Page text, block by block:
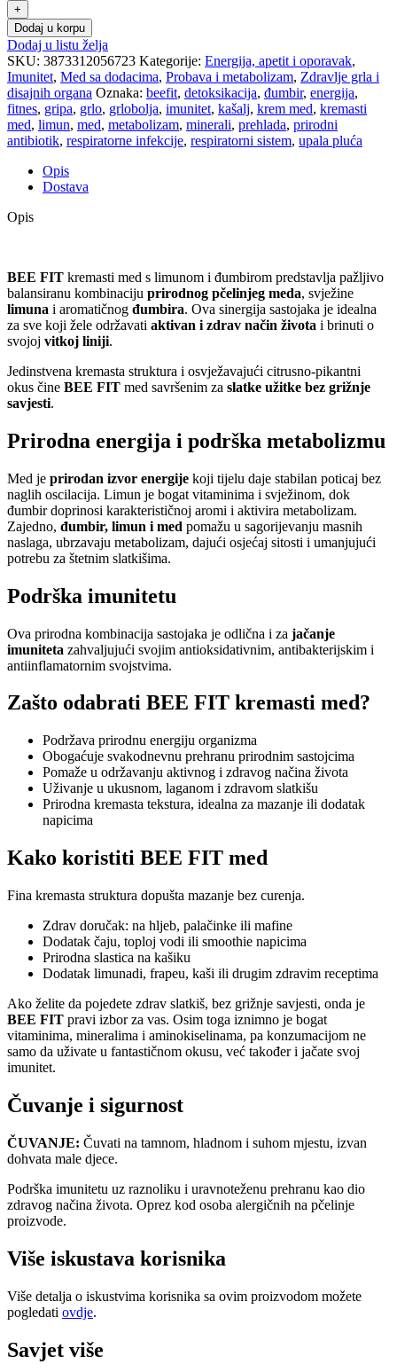
Dodaj u korpu
Dodaj u listu želja
SKU: 3873312056723 Kategorije: Energija, apetit i oporavak,
Imunitet, Med sa dodacima, Probava i metabolizam, Zdravlje grla i
disajnih organa Oznaka: beefit, detoksikacija, đumbir, energija,
fitnes, gripa, grlo, grlobolja, imunitet, kašalj, krem med, kremasti
med, limun, med, metabolizam, minerali, prehlada, prirodni
antibiotik, respiratorne infekcije, respiratorni sistem, upala pluća
Opis
Dostava
Opis
BEE FIT kremasti med s limunom i đumbirom predstavlja pažljivo
balansiranu kombinaciju prirodnog pčelinjeg meda, svježine
limuna i aromatičnog đumbira. Ova sinergija sastojaka je idealna
za sve koji žele održavati aktivan i zdrav način života i brinuti o
svojoj vitkoj liniji.
Jedinstvena kremasta struktura i osvježavajući citrusno-pikantni
okus čine BEE FIT med savršenim za slatke užitke bez grižnje
savjesti.
Prirodna energija i podrška metabolizmu
Med je prirodan izvor energije koji tijelu daje stabilan poticaj bez
naglih oscilacija. Limun je bogat vitaminima i svježinom, dok
đumbir doprinosi karakterističnoj aromi i aktivira metabolizam.
Zajedno, đumbir, limun i med pomažu u sagorijevanju masnih
naslaga, ubrzavaju metabolizam, dajući osjećaj sitosti i umanjujući
potrebu za štetnim slatkišima.
Podrška imunitetu
Ova prirodna kombinacija sastojaka je odlična i za jačanje
imuniteta zahvaljujući svojim antioksidativnim, antibakterijskim i
antiinflamatornim svojstvima.
Zašto odabrati BEE FIT kremasti med?
Podržava prirodnu energiju organizma
Obogaćuje svakodnevnu prehranu prirodnim sastojcima
Pomaže u održavanju aktivnog i zdravog načina života
Uživanje u ukusnom, laganom i zdravom slatkišu
Prirodna kremasta tekstura, idealna za mazanje ili dodatak
napicima
Kako koristiti BEE FIT med
Fina kremasta struktura dopušta mazanje bez curenja.
Zdrav doručak: na hljeb, palačinke ili mafine
Dodatak čaju, toploj vodi ili smoothie napicima
Prirodna slastica na kašiku
Dodatak limunadi, frapeu, kaši ili drugim zdravim receptima
Ako želite da pojedete zdrav slatkiš, bez grižnje savjesti, onda je
BEE FIT pravi izbor za vas. Osim toga iznimno je bogat
vitaminima, mineralima i aminokiselinama, pa konzumacijom ne
samo da uživate u fantastičnom okusu, već također i jačate svoj
imunitet.
Čuvanje i sigurnost
ČUVANJE: Čuvati na tamnom, hladnom i suhom mjestu, izvan
dohvata male djece.
Podrška imunitetu uz raznoliku i uravnoteženu prehranu kao dio
zdravog načina života. Oprez kod osoba alergičnih na pčelinje
proizvode.
Više iskustava korisnika
Više detalja o iskustvima korisnika sa ovim proizvodom možete
pogledati ovdje.
Savjet više